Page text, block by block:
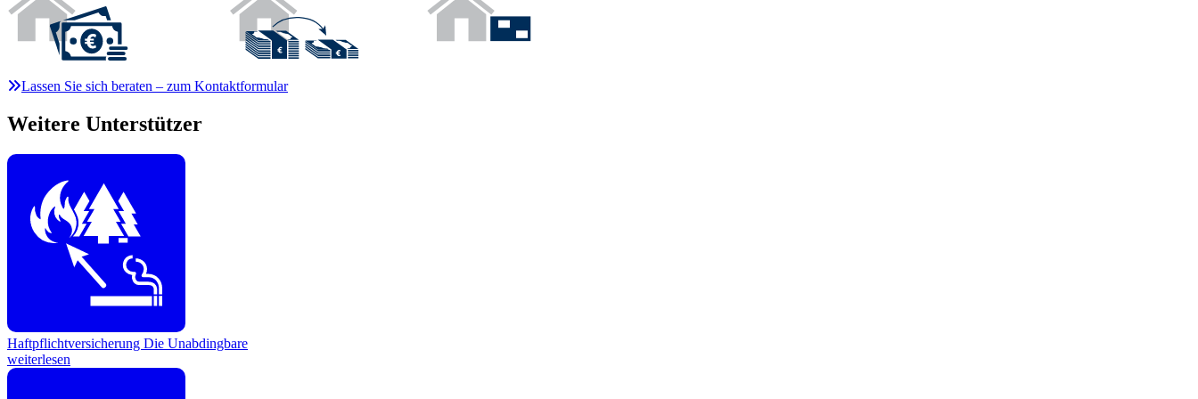
Lassen Sie sich beraten – zum Kontaktformular
Weitere Unterstützer
Haftpflichtversicherung Die Unabdingbare
weiterlesen